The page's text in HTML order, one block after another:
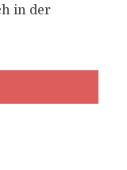
in der